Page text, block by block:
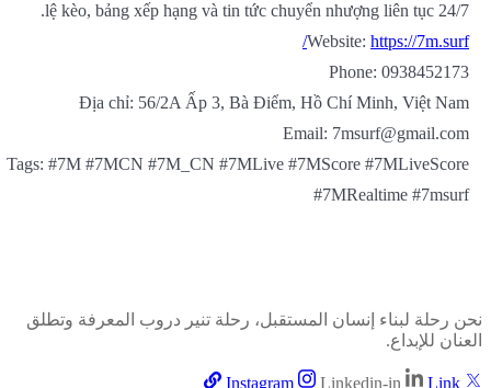
lệ kèo, bảng xếp hạng và tin tức chuyển nhượng liên tục 24/7.
Website:https://7m.surf/
Phone: 0938452173
Địa chỉ: 56/2A Ấp 3, Bà Điểm, Hồ Chí Minh, Việt Nam
Email: 7msurf@gmail.com
Tags: #7M #7MCN #7M_CN #7MLive #7MScore #7MLiveScore
#7MRealtime #7msurf
رحلة لبناء إنسان المستقبل، رحلة تنير دروب المعرفة وتطلق
للإبداع.
Instagram Linkedin-in Link